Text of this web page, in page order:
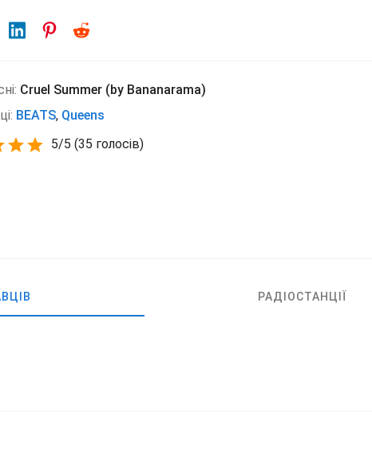
Cruel Summer (by Bananarama)
BEATS, Queens
5/5 (35 голосів)
РАДІОСТАНЦІЇ